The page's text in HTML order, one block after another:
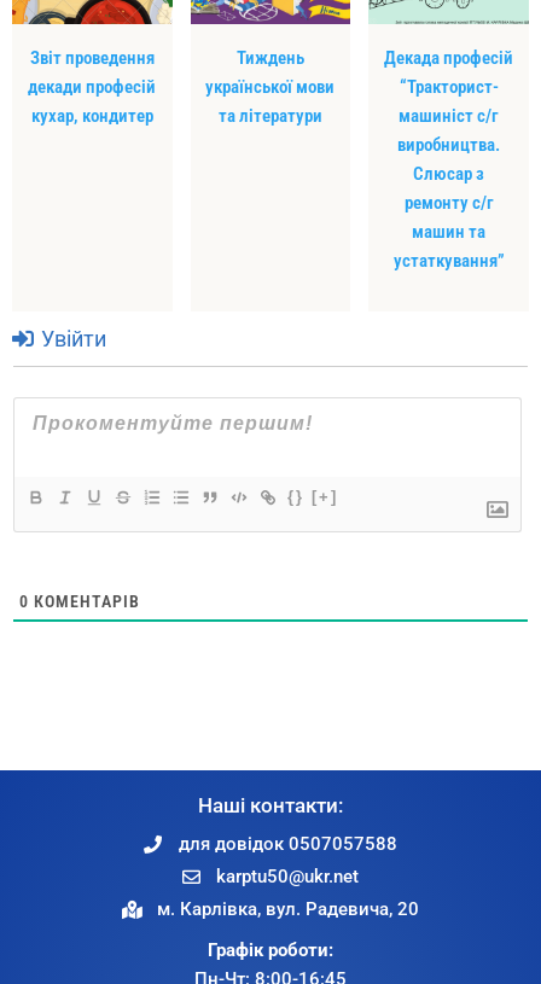
Звіт проведення
декади професій
кухар, кондитер
Тиждень
української мови
та літератури
Декада професій
“Тракторист-
машиніст с/г
виробництва.
Слюсар з
ремонту с/г
машин та
устаткування”
Увійти
{} [+]
0 КОМЕНТАРІВ
Наші контакти:
для довідок 0507057588
karptu50@ukr.net
м. Карлівка, вул. Радевича, 20
Графік роботи:
Пн-Чт: 8:00-16:45